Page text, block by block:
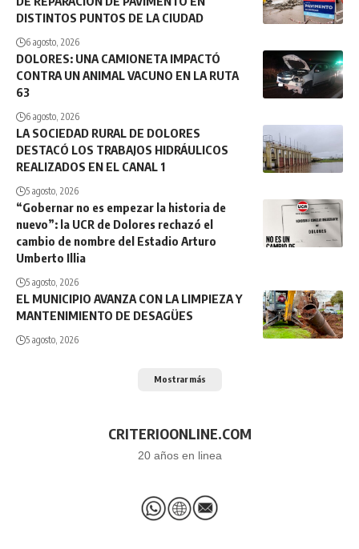
DISTINTOS PUNTOS DE LA CIUDAD
6 agosto, 2026
DOLORES: UNA CAMIONETA IMPACTÓ
CONTRA UN ANIMAL VACUNO EN LA RUTA
63
6 agosto, 2026
LA SOCIEDAD RURAL DE DOLORES
DESTACÓ LOS TRABAJOS HIDRÁULICOS
REALIZADOS EN EL CANAL 1
5 agosto, 2026
“Gobernar no es empezar la historia de
nuevo”: la UCR de Dolores rechazó el
cambio de nombre del Estadio Arturo
Umberto Illia
5 agosto, 2026
EL MUNICIPIO AVANZA CON LA LIMPIEZA Y
MANTENIMIENTO DE DESAGÜES
5 agosto, 2026
Mostrar más
CRITERIOONLINE.COM
20 años en linea